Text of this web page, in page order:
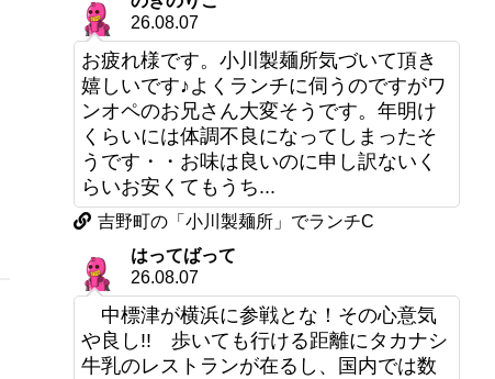
26.08.07
お疲れ様です。小川製麺所気づいて頂き
嬉しいです♪よくランチに伺うのですがワ
ンオペのお兄さん大変そうです。年明け
くらいには体調不良になってしまったそ
うです・・お味は良いのに申し訳ないく
らいお安くてもうち...
吉野町の「小川製麺所」でランチC
はってばって
26.08.07
中標津が横浜に参戦とな！その心意気
や良し!! 歩いても行ける距離にタカナシ
牛乳のレストランが在るし、国内では数